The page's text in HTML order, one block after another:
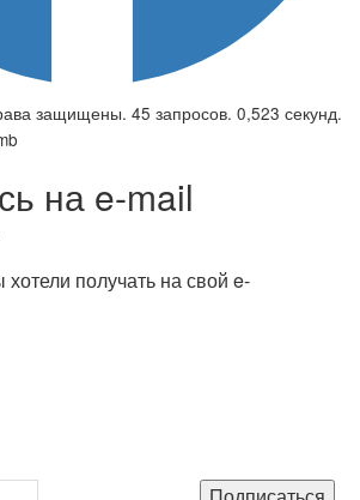
защищены. 45 запросов. 0,523 секунд.
на e-mail
получать на свой e-